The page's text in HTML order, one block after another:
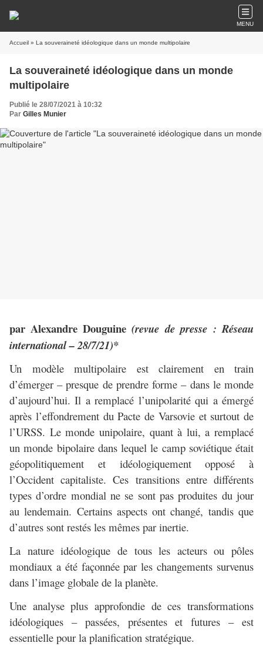
MENU
Accueil » La souveraineté idéologique dans un monde multipolaire
La souveraineté idéologique dans un monde
multipolaire
Publié le 28/07/2021 à 10:32
Par Gilles Munier
par Alexandre Douguine(revue de presse : Réseau
international – 28/7/21)*
Un modèle multipolaire est clairement en train
d’émerger – presque de prendre forme – dans le monde
d’aujourd’hui. Il a remplacé l’unipolarité qui a émergé
après l’effondrement du Pacte de Varsovie et surtout de
l’URSS. Le monde unipolaire, quant à lui, a remplacé
un monde bipolaire dans lequel le camp soviétique était
géopolitiquement et idéologiquement opposé à
l’Occident capitaliste. Ces transitions entre différents
types d’ordre mondial ne se sont pas produites du jour
au lendemain. Certains aspects ont changé, tandis que
d’autres sont restés les mêmes par inertie.
La nature idéologique de tous les acteurs ou pôles
mondiaux a été façonnée par les changements survenus
dans l’image globale de la planète.
Une analyse plus approfondie de ces transformations
idéologiques – passées, présentes et futures – est
essentielle pour la planification stratégique.